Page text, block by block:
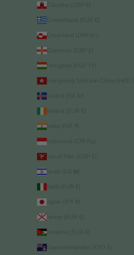
Gibraltar (GBP £)
Griekenland (EUR €)
Groenland (DKK kr.)
Guernsey (GBP £)
Hongarije (HUF Ft)
Hongkong SAR van China (HKD $)
IJsland (ISK kr)
Ierland (EUR €)
India (INR ₹)
Indonesië (IDR Rp)
Isle of Man (GBP £)
Israël (ILS ₪)
Italië (EUR €)
Japan (JPY ¥)
Jersey (EUR €)
Jordanië (EUR €)
Kaaimaneilanden (KYD $)